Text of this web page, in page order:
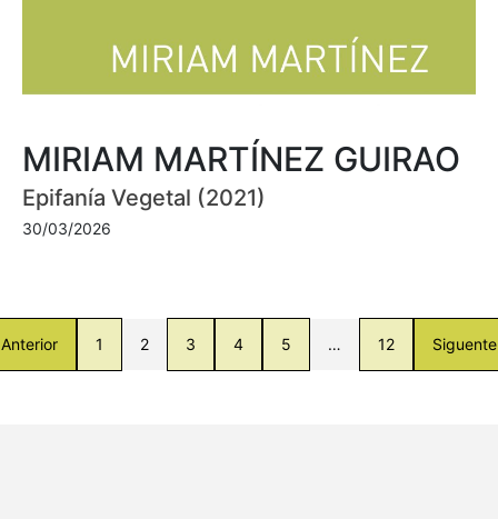
MIRIAM MARTÍNEZ GUIRAO
Epifanía Vegetal (2021)
30/03/2026
Anterior 1 2 3 4 5 … 12 Siguente